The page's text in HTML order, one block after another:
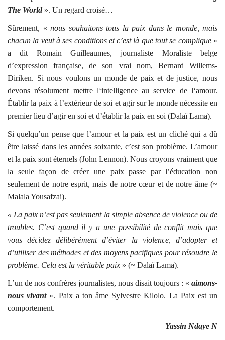
The World». Un regard croisé…
Sûrement, « nous souhaitons tous la paix dans le monde, mais
chacun la veut à ses conditions et c’est là que tout se complique»
a dit Romain Guilleaumes, journaliste Moraliste belge
d’expression française, de son vrai nom, Bernard Willems-
Diriken. Si nous voulons un monde de paix et de justice, nous
devons résolument mettre l‘intelligence au service de l‘amour.
Établir la paix à l’extérieur de soi et agir sur le monde nécessite en
premier lieu d’agir en soi et d’établir la paix en soi (Dalaï Lama).
Si quelqu’un pense que l’amour et la paix est un cliché qui a dû
être laissé dans les années soixante, c’est son problème. L’amour
et la paix sont éternels (John Lennon). Nous croyons vraiment que
la seule façon de créer une paix passe par l’éducation non
seulement de notre esprit, mais de notre cœur et de notre âme (~
Malala Yousafzai).
« La paix n’est pas seulement la simple absence de violence ou de
troubles. C’est quand il y a une possibilité de conflit mais que
vous décidez délibérément d’éviter la violence, d’adopter et
d’utiliser des méthodes et des moyens pacifiques pour résoudre le
problème. Cela est la véritable paix » (~ Dalaï Lama).
L’un de nos confrères journalistes, nous disait toujours : « aimons-
nous vivant». Paix a ton âme Sylvestre Kilolo. La Paix est un
comportement.
Yassin Ndaye N